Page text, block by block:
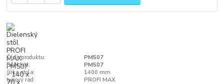
Číslo produktu:
PM507
EAN kód:
PM507
šírka stola:
1400 mm
typový rad:
PROFI MAX